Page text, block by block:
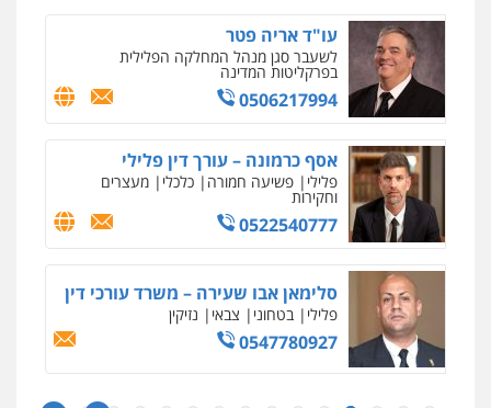
עו"ד אריה פטר
לשעבר סגן מנהל המחלקה הפלילית
בפרקליטות המדינה
0506217994
אסף כרמונה – עורך דין פלילי
פלילי פשיעה חמורה כלכלי מעצרים
וחקירות
0522540777
סלימאן אבו שעירה – משרד עורכי דין
פלילי בטחוני צבאי נזיקין
0547780927